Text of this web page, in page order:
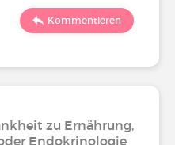
Kommentieren
zu Ernährung,
Endokrinologie